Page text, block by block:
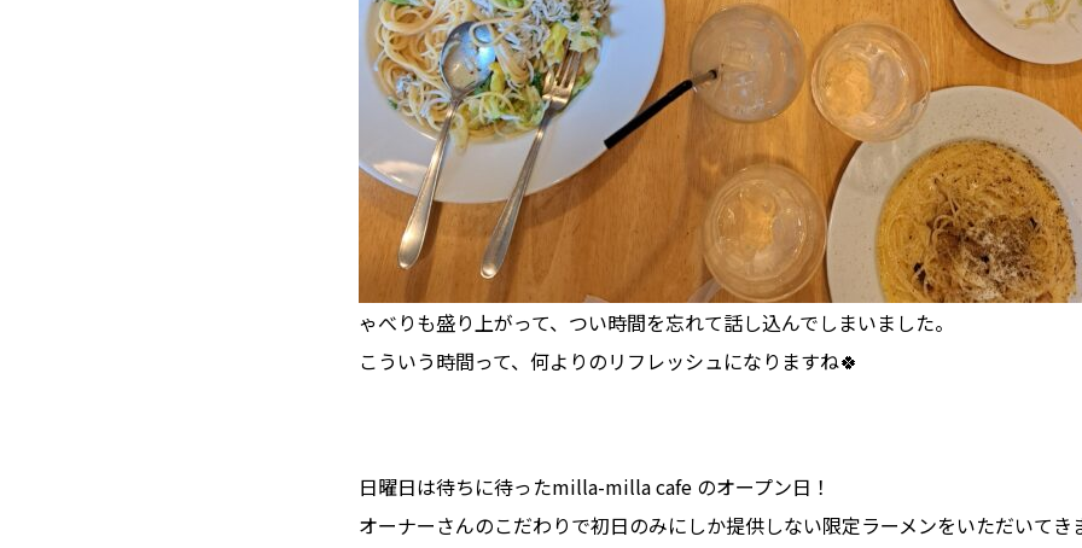
ゃべりも盛り上がって、つい時間を忘れて話し込んでしまいました。
こういう時間って、何よりのリフレッシュになりますね🍀
日曜日は待ちに待ったmilla-milla cafe のオープン日！
オーナーさんのこだわりで初日のみにしか提供しない限定ラーメンをいただいてき